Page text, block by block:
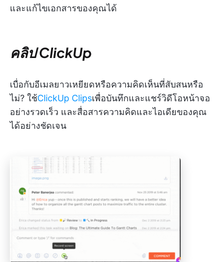
และแก้ไขเอกสารของคุณได้
คลิป ClickUp
เบื่อกับอีเมลยาวเหยียดหรือความคิดเห็นที่สับสนหรือ
ไม่? ใช้ClickUp Clipsเพื่อบันทึกและแชร์วิดีโอหน้าจอ
อย่างรวดเร็ว และสื่อสารความคิดและไอเดียของคุณ
ได้อย่างชัดเจน